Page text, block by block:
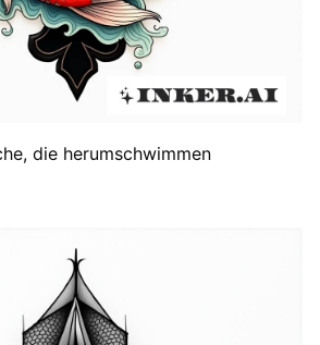
die herumschwimmen